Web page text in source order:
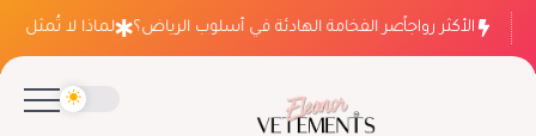
الأكثر رواجاً
لماذا ينتصر الفخامة الهادئة في أسلوب الرياض؟ لماذا لا تُمثل